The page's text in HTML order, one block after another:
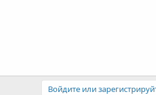
Войдите или